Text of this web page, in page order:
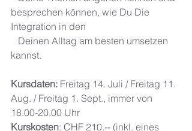
besprechen können, wie Du Die
Integration in den
kannst.
Kursdaten: Freitag 14. Juli / Freitag 11.
Aug. / Freitag 1. Sept., immer von
18.00-20.00 Uhr
Kurskosten: CHF 210.-- (inkl. eines